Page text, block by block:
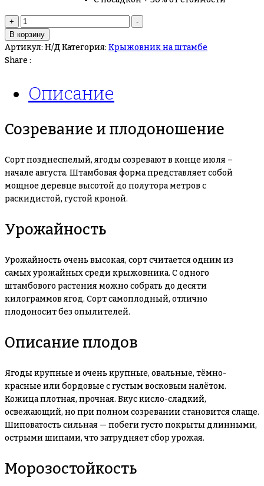
+
-
В корзину
Артикул: Н/ДКатегория: Крыжовник на штамбе
Share :
Описание
Созревание и плодоношение
Сорт позднеспелый, ягоды созревают в конце июля –
начале августа. Штамбовая форма представляет собой
мощное деревце высотой до полутора метров с
раскидистой, густой кроной.
Урожайность
Урожайность очень высокая, сорт считается одним из
самых урожайных среди крыжовника. С одного
штамбового растения можно собрать до десяти
килограммов ягод. Сорт самоплодный, отлично
плодоносит без опылителей.
Описание плодов
Ягоды крупные и очень крупные, овальные, тёмно-
красные или бордовые с густым восковым налётом.
Кожица плотная, прочная. Вкус кисло-сладкий,
освежающий, но при полном созревании становится слаще.
Шиповатость сильная — побеги густо покрыты длинными,
острыми шипами, что затрудняет сбор урожая.
Морозостойкость